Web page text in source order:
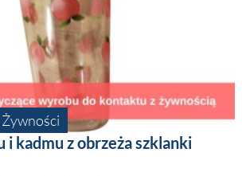
i kadmu z obrzeża szklanki